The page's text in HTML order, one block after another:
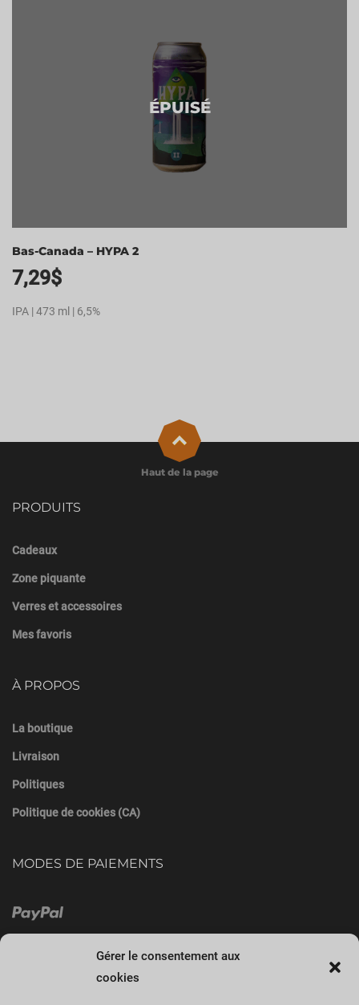
Gérer le consentement aux
cookies
ÉPUISÉ
Bas-Canada – HYPA 2
7,29$
IPA | 473 ml | 6,5%
PRODUITS
Cadeaux
Zone piquante
Verres et accessoires
Mes favoris
À PROPOS
La boutique
Livraison
Politiques
Politique de cookies (CA)
MODES DE PAIEMENTS
Haut de la page